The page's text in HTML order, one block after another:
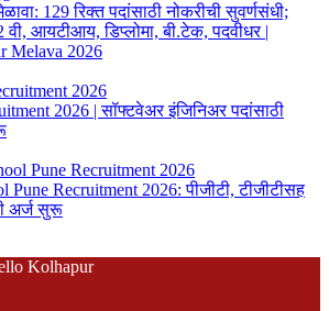
129 रिक्त पदांसाठी नोकरीची सुवर्णसंधी;
वी, आयटीआय, डिप्लोमा, बी.टेक, पदवीधर |
Melava 2026
2026 | सॉफ्टवेअर इंजिनिअर पदांसाठी
Pune Recruitment 2026: पीजीटी, टीजीटीसह
अर्ज सुरू
Kolhapur